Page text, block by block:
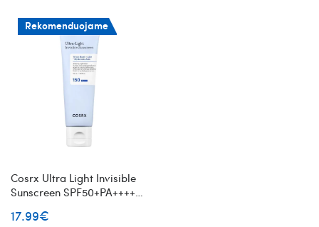
Rekomenduojame
Cosrx Ultra Light Invisible
Sunscreen SPF50+PA++++
kremas nuo saulės
17.99€